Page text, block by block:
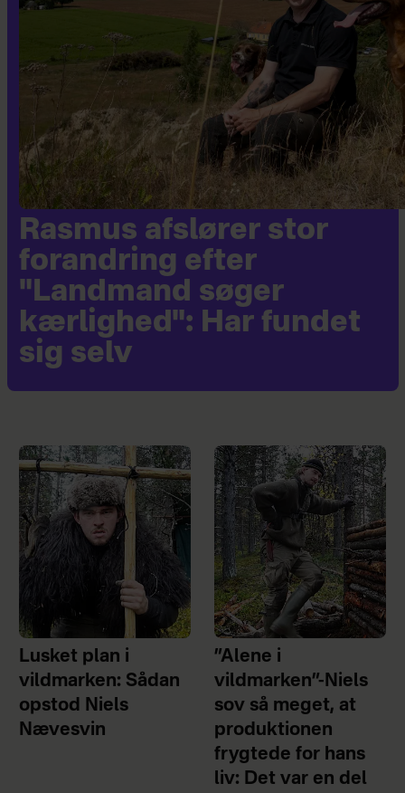
Rasmus afslører stor
forandring efter
"Landmand søger
kærlighed": Har fundet
sig selv
Lusket plan i
vildmarken: Sådan
opstod Niels
Nævesvin
”Alene i
vildmarken”-Niels
sov så meget, at
produktionen
frygtede for hans
liv: Det var en del